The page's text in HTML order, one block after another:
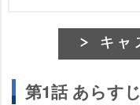
第1話 あらすじ